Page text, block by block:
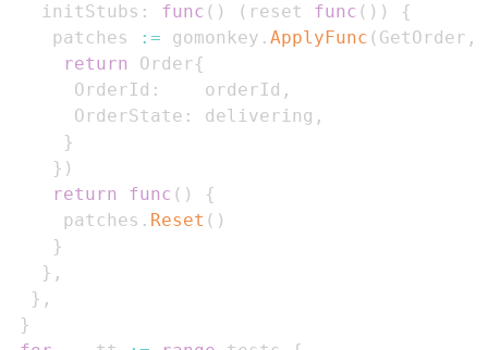
   initStubs
: func ( ) ( reset func ( ) )
{
    patches
:= gomonkey . ApplyFunc ( GetOrder ,
return
Order{
      OrderId
:
    orderId
,
      OrderState
: delivering ,
}
} )
return
func ( )
{
     patches
. Reset ( )
}
} ,
} ,
}